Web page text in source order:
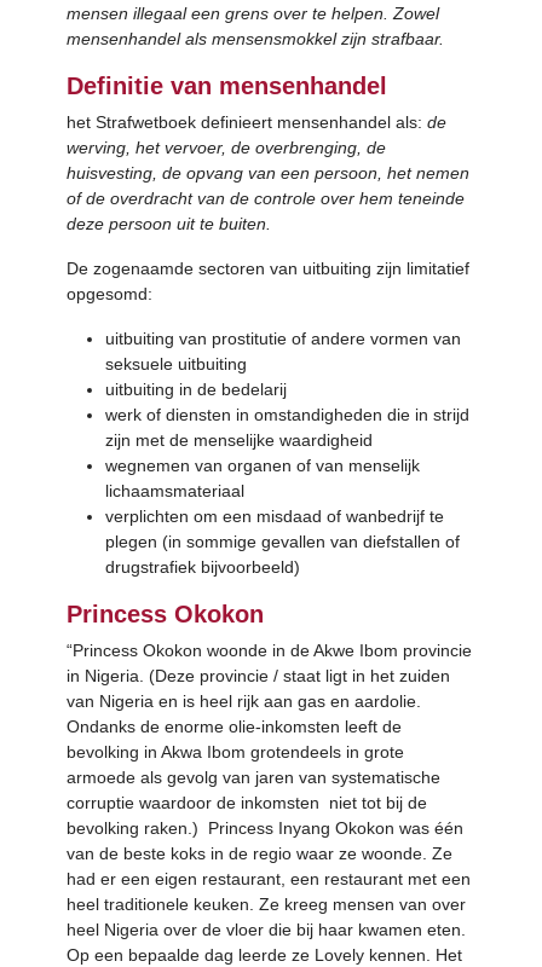
mensen illegaal een grens over te helpen. Zowel
mensenhandel als mensensmokkel zijn strafbaar.
Definitie van mensenhandel
het Strafwetboek definieert mensenhandel als: de
werving, het vervoer, de overbrenging, de
huisvesting, de opvang van een persoon, het nemen
of de overdracht van de controle over hem teneinde
deze persoon uit te buiten.
De zogenaamde sectoren van uitbuiting zijn limitatief
opgesomd:
uitbuiting van prostitutie of andere vormen van
seksuele uitbuiting
uitbuiting in de bedelarij
werk of diensten in omstandigheden die in strijd
zijn met de menselijke waardigheid
wegnemen van organen of van menselijk
lichaamsmateriaal
verplichten om een misdaad of wanbedrijf te
plegen (in sommige gevallen van diefstallen of
drugstrafiek bijvoorbeeld)
Princess Okokon
“Princess Okokon woonde in de Akwe Ibom provincie
in Nigeria. (Deze provincie / staat ligt in het zuiden
van Nigeria en is heel rijk aan gas en aardolie.
Ondanks de enorme olie-inkomsten leeft de
bevolking in Akwa Ibom grotendeels in grote
armoede als gevolg van jaren van systematische
corruptie waardoor de inkomsten niet tot bij de
bevolking raken.) Princess Inyang Okokon was één
van de beste koks in de regio waar ze woonde. Ze
had er een eigen restaurant, een restaurant met een
heel traditionele keuken. Ze kreeg mensen van over
heel Nigeria over de vloer die bij haar kwamen eten.
Op een bepaalde dag leerde ze Lovely kennen. Het